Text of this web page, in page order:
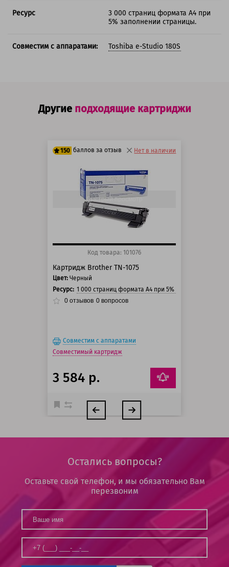
Ресурс
3 000 страниц формата А4 при
5% заполнении страницы.
Совместим с аппаратами: Toshiba e-Studio 180S
Другие подходящие картриджи
150 баллов за отзыв
125 баллов
150 баллов
Нет в наличии
Быстрый просмотр
Код товара: 101076
Картридж Brother TN-1075
Цвет: Черный
Ресурс: 1 000 страниц формата А4 при 5% заполнении
0 отзывов 0 вопросов
Совместим с аппаратами
Совместимый картридж
3 584 р.
Остались вопросы?
Оставьте свой телефон, и мы обязательно Вам
перезвоним